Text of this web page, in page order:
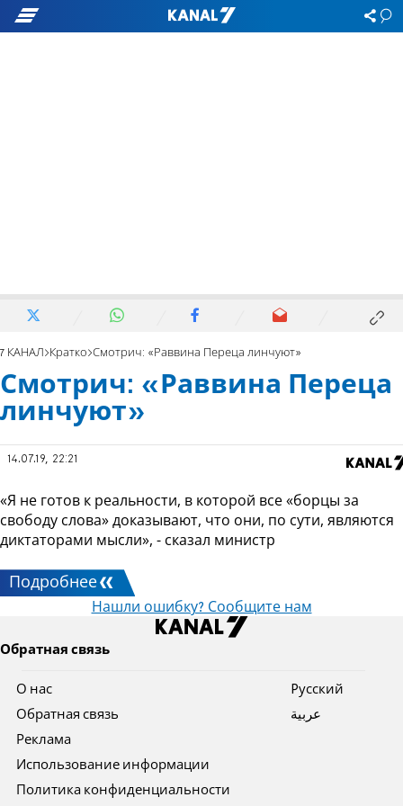
7 КАНАЛ Кратко Смотрич: «Раввина Переца линчуют»
Смотрич: «Раввина Переца
линчуют»
14.07.19, 22:21
«Я не готов к реальности, в которой все «борцы за
свободу слова» доказывают, что они, по сути, являются
диктаторами мысли», - сказал министр
Подробнее
Нашли ошибку? Сообщите нам
Обратная связь
О нас
Обратная связь
Реклама
Использование информации
Политика конфиденциальности
Pусский
عربية